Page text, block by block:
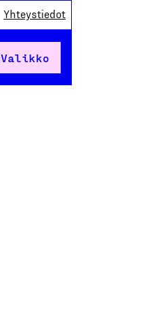
Yhteystiedot
Valikko